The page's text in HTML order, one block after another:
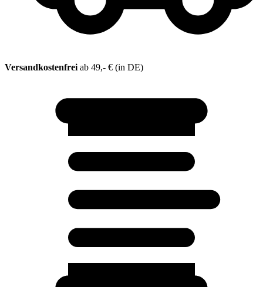
Versandkostenfrei ab 49,- € (in DE)